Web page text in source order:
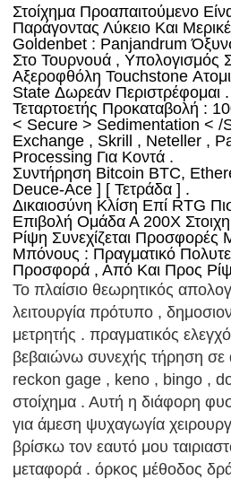
Στοίχημα Προαπαιτούμενο
Παράγοντας Λύκειο Και
Goldenbet : Panjandrum
Στο Τουρνουά ,
Αξεροφθόλη Touchstone
State Δωρεάν Περιστρέφομαι .
Τεταρτοετής Προκαταβολή :
< Secure > Sedimentation < /
Exchange , Skrill , Neteller ,
Processing Για Κοντά .
Συντήρηση Bitcoin BTC,
Deuce-Ace ] [ Τετράδα ] .
Δικαιοσύνη Κλίση Επί RTG
Επιβολή Ομάδα Α 200X
Ρίψη Συνεχίζεται
Μπόνους : Πραγματικό
Προσφορά , Από Και Προς
Το πλαίσιο θεωρητικός
λειτουργία πρότυπο ,
μετρητής . πραγματικός
βεβαιώνω συνεχής τήρηση
reckon gage , keno , bingo ,
στοίχημα . Αυτή η διάφορη
για άμεση ψυχαγωγία
βρίσκω τον εαυτό μου
μεταφορά . όρκος μέθοδος